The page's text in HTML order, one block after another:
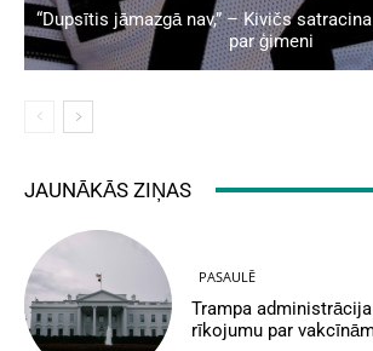
“Dupsītis jāmazgā nav,” – Kivičs
par ģimeni
JAUNĀKĀS ZIŅAS
PASAULĒ
Trampa
rīkojumu par